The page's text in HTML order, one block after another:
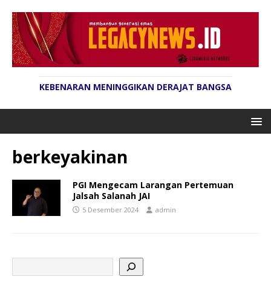
KEBENARAN MENINGGIKAN DERAJAT BANGSA
berkeyakinan
PGI Mengecam Larangan Pertemuan
Jalsah Salanah JAI
5 Desember 2024 admin